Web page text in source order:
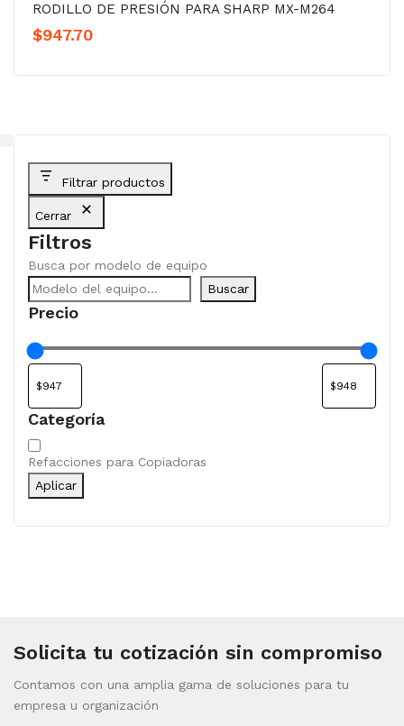
RODILLO DE PRESIÓN PARA SHARP MX-M264
$947.70
Filtrar productos
Cerrar
Filtros
Busca por modelo de equipo
Buscar
Precio
Categoría
Categoría
Refacciones para Copiadoras
Aplicar
Solicita tu cotización sin compromiso
Contamos con una amplia gama de soluciones para tu
empresa u organización